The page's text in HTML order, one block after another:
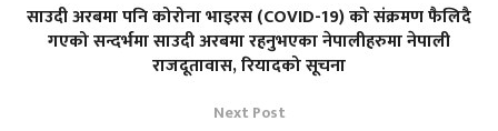
साउदी अरबमा पनि कोरोना भाइरस (COVID-19) को संक्रमण फैलिदै
गएको सन्दर्भमा साउदी अरबमा रहनुभएका नेपालीहरुमा नेपाली
राजदूतावास, रियादको सूचना
Next Post